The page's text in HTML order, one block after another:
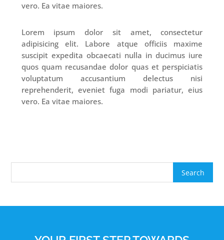
vero. Ea vitae maiores.
Lorem ipsum dolor sit amet, consectetur
adipisicing elit. Labore atque officiis maxime
suscipit expedita obcaecati nulla in ducimus iure
quos quam recusandae dolor quas et perspiciatis
voluptatum accusantium delectus nisi
reprehenderit, eveniet fuga modi pariatur, eius
vero. Ea vitae maiores.